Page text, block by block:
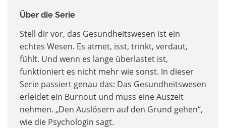
Über die Serie
Stell dir vor, das Gesundheitswesen ist ein
echtes Wesen. Es atmet, isst, trinkt, verdaut,
fühlt. Und wenn es lange überlastet ist,
funktioniert es nicht mehr wie sonst. In dieser
Serie passiert genau das: Das Gesundheitswesen
erleidet ein Burnout und muss eine Auszeit
nehmen. „Den Auslösern auf den Grund gehen“,
wie die Psychologin sagt.